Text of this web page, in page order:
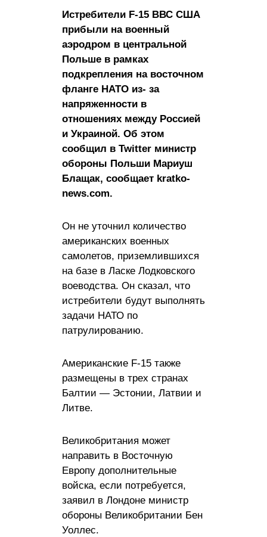
Истребители F-15 ВВС США
прибыли на военный
аэродром в центральной
Польше в рамках
подкрепления на восточном
фланге НАТО из- за
напряженности в
отношениях между Россией
и Украиной. Об этом
сообщил в Twitter министр
обороны Польши Мариуш
Блащак, сообщает kratko-
news.com.
Он не уточнил количество
американских военных
самолетов, приземлившихся
на базе в Ласке Лодковского
воеводства. Он сказал, что
истребители будут выполнять
задачи НАТО по
патрулированию.
Американские F-15 также
размещены в трех странах
Балтии — Эстонии, Латвии и
Литве.
Великобритания может
направить в Восточную
Европу дополнительные
войска, если потребуется,
заявил в Лондоне министр
обороны Великобритании Бен
Уоллес.